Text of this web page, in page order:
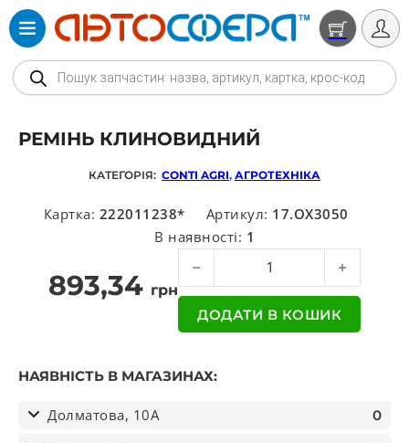
Products search
РЕМІНЬ КЛИНОВИДНИЙ
КАТЕГОРІЯ: CONTI AGRІ, АГРОТЕХНІКА
Картка: 222011238* Артикул: 17.OX3050
В наявності: 1
893,34 грн
Ремінь клиновидний кількість
ДОДАТИ В КОШИК
НАЯВНІСТЬ В МАГАЗИНАХ:
Долматова, 10А 0